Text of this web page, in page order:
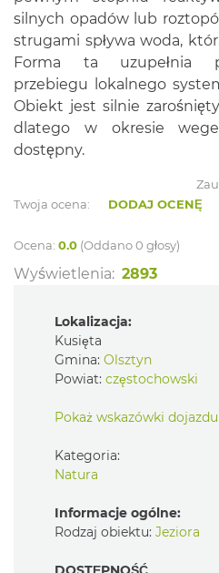
silnych opadów lub
strugami spływa woda,
Forma ta uzupełnia
przebiegu lokalnego
Obiekt jest silnie
dlatego w okresie
dostępny.
Twoja ocena:
DODAJ OCENĘ
Ocena: 0.0 (Oddano 0 głosy)
Wyświetlenia: 2893
Lokalizacja:
Kusięta
Gmina: Olsztyn
Powiat: częstochowski
Pokaż wskazówki dojazdu
Kategoria:
Natura
Informacje ogólne:
Rodzaj obiektu: Jeziora